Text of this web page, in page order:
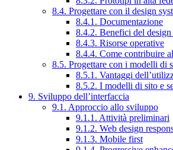
8.4. Progettare con il design
8.4.1. Documentazione
8.4.2. Benefici del design
8.4.3. Risorse operative
8.4.4. Come contribuire
8.5. Progettare con i modelli di
8.5.1. Vantaggi
8.5.2. I modelli di sito e
9. Sviluppo dell’interfaccia
9.1. Approccio allo sviluppo
9.1.1. Attività preliminari
9.1.2. Web design
9.1.3. Mobile first